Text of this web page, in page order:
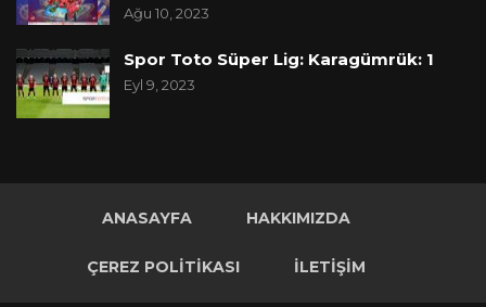
Ağu 10, 2023
Spor Toto Süper Lig: Karagümrük: 1
Eyl 9, 2023
ANASAYFA HAKKIMIZDA
ÇEREZ POLITIKASI İLETIŞIM